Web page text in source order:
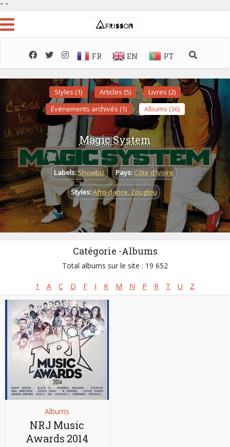
" "
FR EN PT
Styles (1) Articles (5)
Livres (2)
Événements archivés (1)
Albums (36)
Magic System
Labels:Showbiz Pays: Côte d'Ivoire
Styles:Afro-dance, Zouglou
Catégorie -Albums
Total albums sur le site : 19 652
1 A C D F I K M N P R T U Z
Albums
NRJ Music
Awards 2014